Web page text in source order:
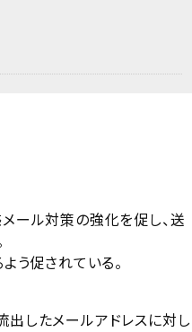
ール対策の強化を促し、送
う促されている。
出したメールアドレスに対し